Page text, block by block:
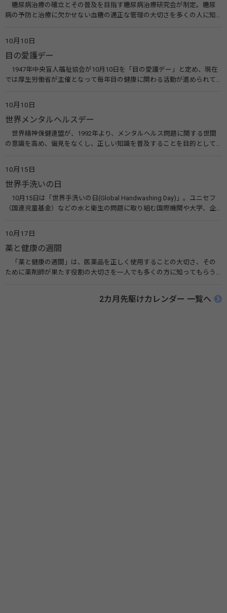
糖尿病治療の確立とその普及を目指す糖尿病治療研究会が制定。糖尿
病の予防と治療に欠かせない血糖の適正な管理の大切さを多くの人に知
療研究会） 糖尿病ネットワーク
10月10日
目の愛護デー
1947年中央盲人福祉協会が10月10日を「目の愛護デー」と定め、現在
では厚生労働省が主催となって毎年目の健康に関わる活動が進められて
会）
10月10日
世界メンタルヘルスデー
世界精神保健連盟が、1992年より、メンタルヘルス問題に関する世間
の意識を高め、偏見をなくし、正しい知識を普及することを目的として、
す。 関連リンク 世界メンタルヘルスデー（厚生労働省） 働く人のメンタ
ルヘルス・ポータルサイト「こころの耳」（厚生労働省）
10月15日
世界手洗いの日
10月15日は「世界手洗いの日(Global Handwashing Day)」。ユニセフ
（国連児童基金）などの水と衛生の問題に取り組む国際機関や大学、企
10月17日
薬と健康の週間
「薬と健康の週間」は、医薬品を正しく使用することの大切さ、その
ために薬剤師が果たす役割の大切さを一人でも多くの方に知ってもらう
伝えたい！薬との付き合い方」（保健指導リソースガイド）
2カ月先駆けカレンダー 一覧へ